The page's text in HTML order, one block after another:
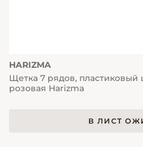
HARIZMA
Щетка 7 рядов, пластиковый
розовая Harizma
В ЛИСТ